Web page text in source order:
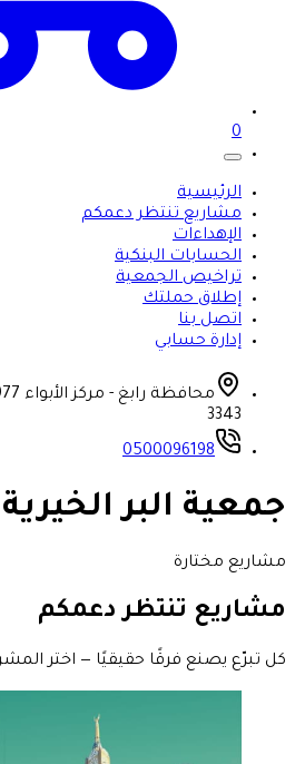
0
الرئيسية
مشاريع تنتظر دعمكم
الإهداءات
الحسابات البنكية
تراخيص الجمعية
إطلاق حملتك
اتصل بنا
إدارة حسابي
3343
0500096198
جمعية البر الخيرية
مشاريع مختارة
مشاريع تنتظر دعمكم
كل تبرّع يصنع فرقًا حقيقيًا — اختر